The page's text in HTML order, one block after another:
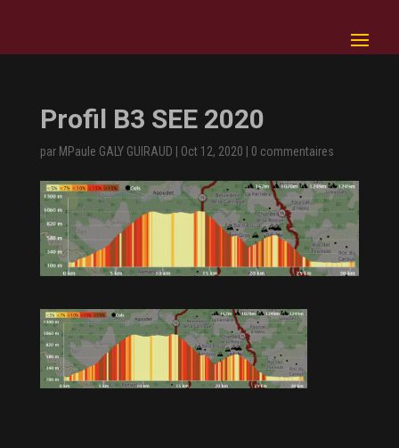
Profil B3 SEE 2020
par MPaule GALY GUIRAUD Oct 12, 2020 0 commentaires